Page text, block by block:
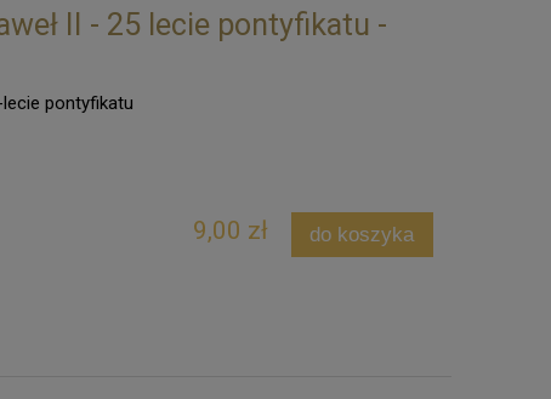
II - 25 lecie pontyfikatu -
pontyfikatu
9,00 zł do koszyka